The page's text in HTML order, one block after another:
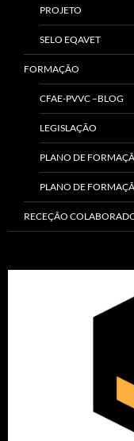
PROJETO
SELO EQAVET
FORMAÇÃO
CFAE-PVVC –BLOG
LEGISLAÇÃO
PLANO DE
PLANO DE
RECEÇÃO